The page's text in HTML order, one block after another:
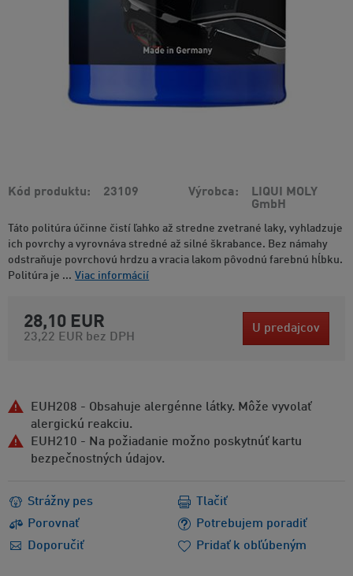
Kód produktu 23109 Výrobca
LIQUI MOLY
GmbH
Táto politúra účinne čistí ľahko až stredne zvetrané laky, vyhladzuje
ich povrchy a vyrovnáva stredné až silné škrabance. Bez námahy
odstraňuje povrchovú hrdzu a vracia lakom pôvodnú farebnú hĺbku.
Politúra je ... Viac informácií
28,10 EUR
23,22 EUR bez DPH
U predajcov
EUH208 - Obsahuje alergénne látky. Môže vyvolať
alergickú reakciu.
EUH210 - Na požiadanie možno poskytnúť kartu
bezpečnostných údajov.
Strážny pes
Porovnať
Potrebujem poradiť
Doporučiť
Tlačiť
Pridať k obľúbeným